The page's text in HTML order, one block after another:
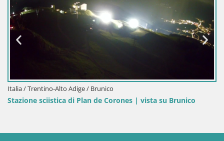
| vista su Brunico
Italia / Trentino-Alto Adige / Brunico
Kronplatz peak | view to